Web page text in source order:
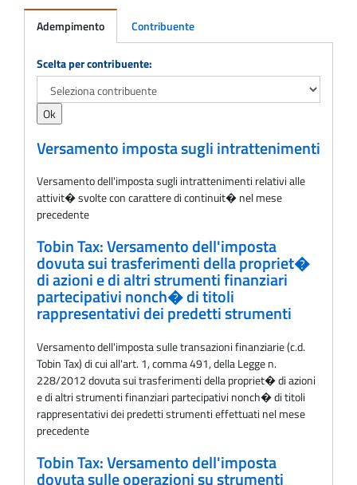
Adempimento Contribuente
Adempimento
Scelta per contribuente:
Versamento imposta sugli intrattenimenti
Versamento dell'imposta sugli intrattenimenti relativi alle
attivit� svolte con carattere di continuit� nel mese
precedente
Tobin Tax: Versamento dell'imposta
dovuta sui trasferimenti della propriet�
di azioni e di altri strumenti finanziari
partecipativi nonch� di titoli
rappresentativi dei predetti strumenti
Versamento dell'imposta sulle transazioni finanziarie (c.d.
Tobin Tax) di cui all'art. 1, comma 491, della Legge n.
228/2012 dovuta sui trasferimenti della propriet� di azioni
e di altri strumenti finanziari partecipativi nonch� di titoli
rappresentativi dei predetti strumenti effettuati nel mese
precedente
Tobin Tax: Versamento dell'imposta
dovuta sulle operazioni su strumenti